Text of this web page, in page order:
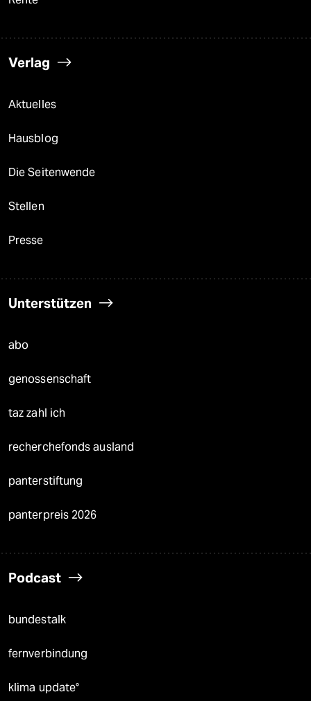
Verlag
Aktuelles
Hausblog
Die Seitenwende
Stellen
Presse
Unterstützen
abo
genossenschaft
taz zahl ich
recherchefonds ausland
panterstiftung
panterpreis 2026
Podcast
bundestalk
fernverbindung
klima update°